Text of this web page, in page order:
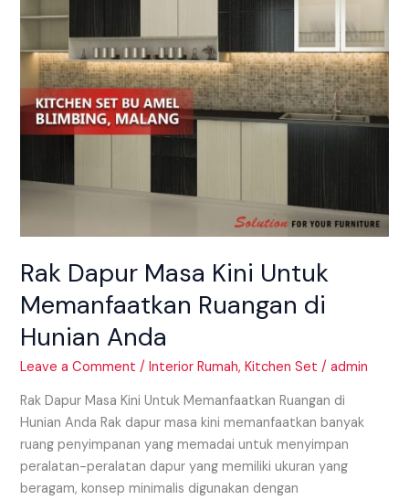
Rak Dapur Masa Kini Untuk
Memanfaatkan Ruangan di
Hunian Anda
Leave a Comment /Interior Rumah,Kitchen Set /admin
Rak Dapur Masa Kini Untuk Memanfaatkan Ruangan di
Hunian Anda Rak dapur masa kini memanfaatkan banyak
ruang penyimpanan yang memadai untuk menyimpan
peralatan-peralatan dapur yang memiliki ukuran yang
beragam, konsep minimalis digunakan dengan
Hunian
Anda